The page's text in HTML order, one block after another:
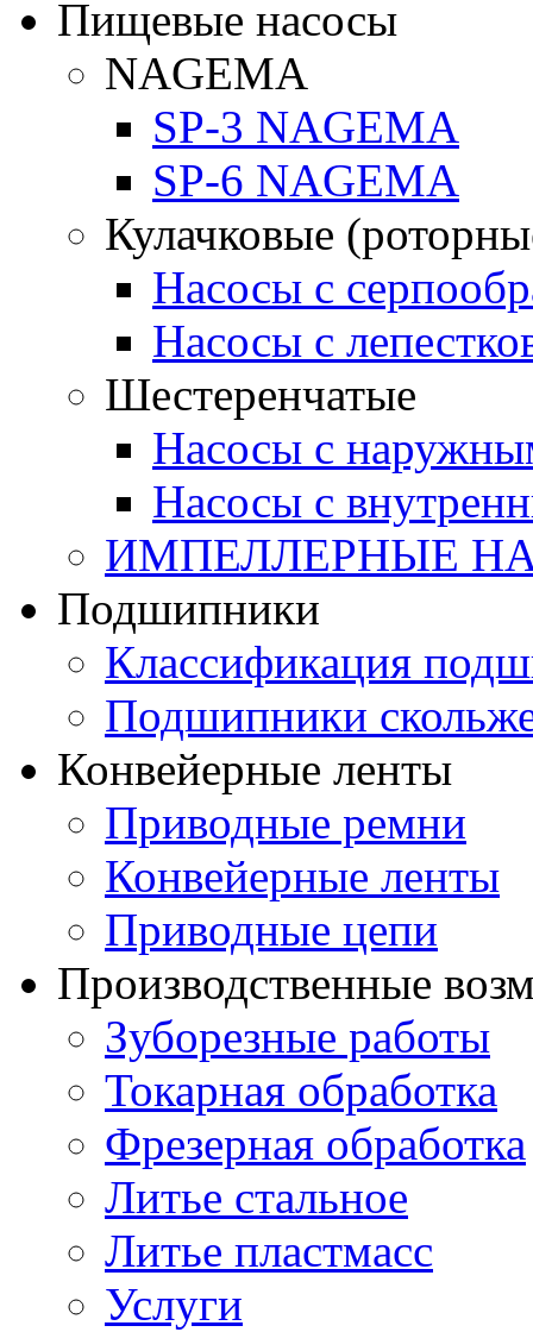
Пищевые насосы
NAGEMA
SP-3 NAGEMA
SP-6 NAGEMA
Кулачковые
Насосы с
Насосы с
Шестеренчатые
Насосы с
Насосы с
ИМПЕЛЛЕРНЫЕ
Подшипники
Классификация
Подшипники
Конвейерные ленты
Приводные ремни
Конвейерные ленты
Приводные цепи
Производственные
Зуборезные работы
Токарная обработка
Фрезерная обработка
Литье стальное
Литье пластмасс
Услуги